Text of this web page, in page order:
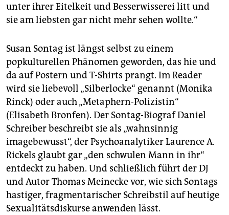
unter ihrer Eitelkeit und Besserwisserei litt und
sie am liebsten gar nicht mehr sehen wollte.“
Susan Sontag ist längst selbst zu einem
popkulturellen Phänomen geworden, das hie und
da auf Postern und T-Shirts prangt. Im Reader
wird sie liebevoll „Silberlocke“ genannt (Monika
Rinck) oder auch „Metaphern-Polizistin“
(Elisabeth Bronfen). Der Sontag-Biograf Daniel
Schreiber beschreibt sie als „wahnsinnig
imagebewusst“, der Psychoanalytiker Laurence A.
Rickels glaubt gar „den schwulen Mann in ihr“
entdeckt zu haben. Und schließlich führt der DJ
und Autor Thomas Meinecke vor, wie sich Sontags
hastiger, fragmentarischer Schreibstil auf heutige
Sexualitäts­diskurse anwenden lässt.